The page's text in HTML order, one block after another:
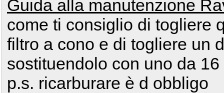
Guida alla manutenzione
come ti consiglio di togliere
filtro a cono e di togliere un
sostituendolo con uno da 16
p.s. ricarburare è d obbligo